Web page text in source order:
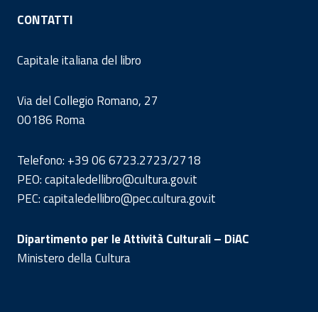
CONTATTI
Capitale italiana del libro
Via del Collegio Romano, 27
00186 Roma
Telefono: +39 06 6723.2723/2718
PEO: capitaledellibro@cultura.gov.it
PEC: capitaledellibro@pec.cultura.gov.it
Dipartimento per le Attività Culturali – DiAC
Ministero della Cultura